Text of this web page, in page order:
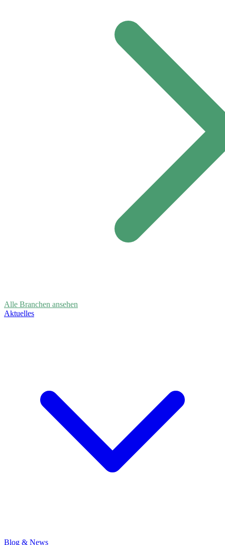
Alle Branchen ansehen
Aktuelles
Blog & News